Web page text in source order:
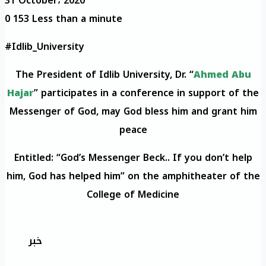
0153 Less than a minute
#Idlib_University
The President of Idlib University, Dr. “Ahmed Abu
Hajar” participates in a conference in support of the
Messenger of God, may God bless him and grant him
peace
Entitled: “God’s Messenger Beck.. If you don’t help
him, God has helped him” on the amphitheater of the
College of Medicine
خبر